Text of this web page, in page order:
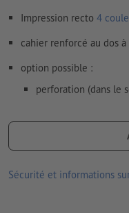
Impression recto 4
cahier renforcé au dos à
option possible :
perforation (dans le
la
les produits imprimés
Sécurité et informations